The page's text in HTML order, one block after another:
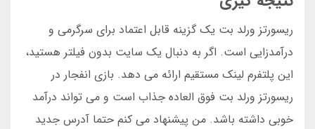
ریسورتز ورلد بت یک گزینه قابل اعتماد برای سرگرمی و
درآمدزایی است. اگر به دنبال یک سایت بدون فیلتر هستید،
این پلتفرم لینک مستقیم ارائه می دهد. بازی انفجار در
ریسورتز ورلد بت فوق العاده جذاب است و می تواند درآمد
خوبی داشته باشد. من پیشنهاد می کنم حتما آدرس جدید